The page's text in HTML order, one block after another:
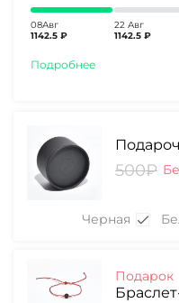
08Авг
1142.5 ₽
22 Авг
1142.5 ₽
Подробнее
500₽
Черная
Подарок